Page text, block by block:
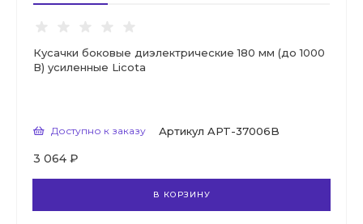
Кусачки боковые диэлектрические 180 мм (до 1000
В) усиленные Licota
Доступно к заказу Артикул APT-37006B
3 064 ₽
В КОРЗИНУ